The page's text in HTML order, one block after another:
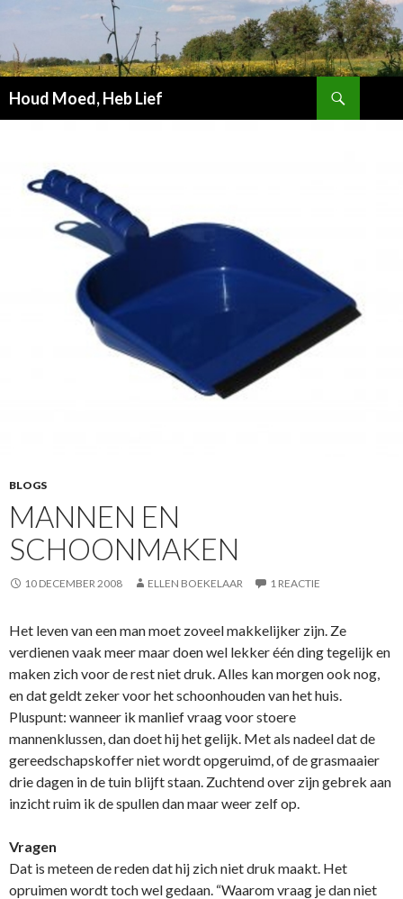
Houd Moed, Heb Lief
BLOGS
MANNEN EN
SCHOONMAKEN
10 DECEMBER 2008 ELLEN BOEKELAAR 1 REACTIE
Het leven van een man moet zoveel makkelijker zijn. Ze
verdienen vaak meer maar doen wel lekker één ding tegelijk en
maken zich voor de rest niet druk. Alles kan morgen ook nog,
en dat geldt zeker voor het schoonhouden van het huis.
Pluspunt: wanneer ik manlief vraag voor stoere
mannenklussen, dan doet hij het gelijk. Met als nadeel dat de
gereedschapskoffer niet wordt opgeruimd, of de grasmaaier
drie dagen in de tuin blijft staan. Zuchtend over zijn gebrek aan
inzicht ruim ik de spullen dan maar weer zelf op.
Vragen
Dat is meteen de reden dat hij zich niet druk maakt. Het
opruimen wordt toch wel gedaan. “Waarom vraag je dan niet